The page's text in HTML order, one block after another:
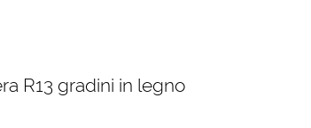
R13 gradini in legno